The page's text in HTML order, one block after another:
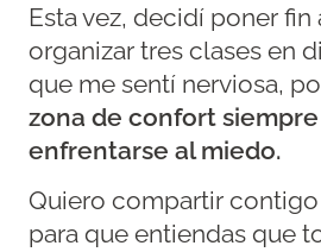
Esta vez, decidí poner fin
organizar tres clases en
que me sentí nerviosa,
zona de confort
enfrentarse al miedo.
Quiero compartir
para que entiendas que